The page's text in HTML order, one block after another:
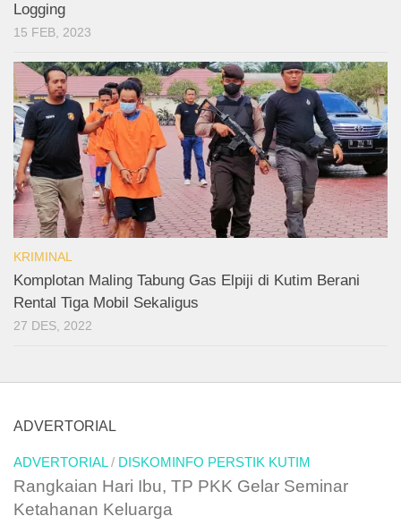
Logging
15 FEB, 2023
KRIMINAL
Komplotan Maling Tabung Gas Elpiji di Kutim Berani
Rental Tiga Mobil Sekaligus
27 DES, 2022
ADVERTORIAL
ADVERTORIAL/ DISKOMINFO PERSTIK KUTIM
Rangkaian Hari Ibu, TP PKK Gelar Seminar
Ketahanan Keluarga